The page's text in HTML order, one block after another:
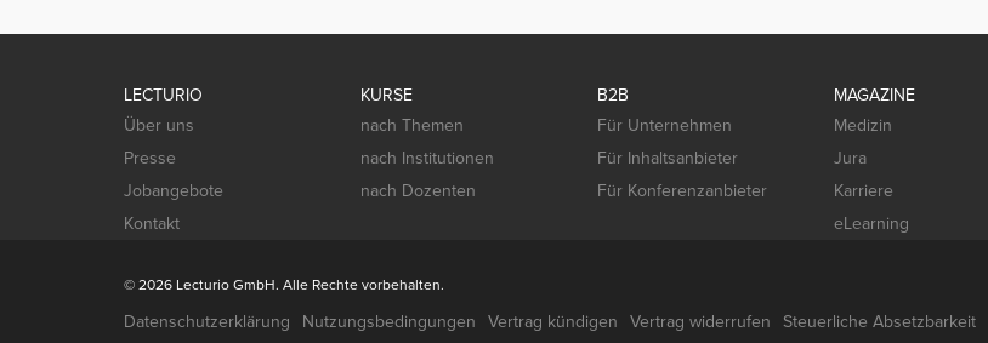
LECTURIO
Über uns
Presse
Jobangebote
Kontakt
KURSE
nach Themen
nach Institutionen
nach Dozenten
B2B
Für Unternehmen
Für Inhaltsanbieter
Für Konferenzanbieter
MAGAZINE
Medizin
Jura
Karriere
eLearning
© 2026 Lecturio GmbH. Alle Rechte vorbehalten.
Datenschutzerklärung Nutzungsbedingungen Vertrag kündigen Vertrag widerrufen Steuerliche Absetzbarkeit